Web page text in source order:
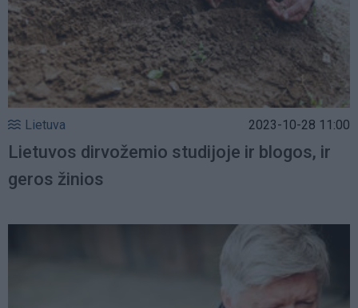
Lietuva 2023-10-28 11:00
Lietuvos dirvožemio studijoje ir blogos, ir
geros žinios